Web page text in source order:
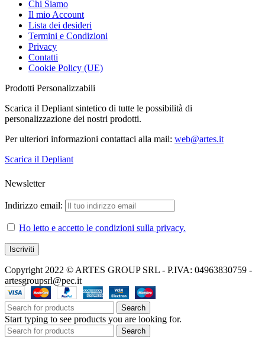
Chi Siamo
Il mio Account
Lista dei desideri
Termini e Condizioni
Privacy
Contatti
Cookie Policy (UE)
Prodotti Personalizzabili
Scarica il Depliant sintetico di tutte le possibilità di
personalizzazione dei nostri prodotti.
Per ulteriori informazioni contattaci alla mail: web@artes.it
Scarica il Depliant
Newsletter
Indirizzo email:
Ho letto e accetto le condizioni sulla privacy.
Copyright 2022 © ARTES GROUP SRL - P.IVA: 04963830759 -
artesgroupsrl@pec.it
Search
Start typing to see products you are looking for.
Search